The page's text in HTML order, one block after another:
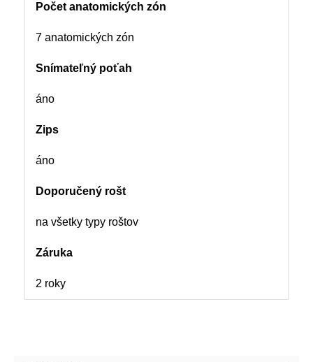
Počet anatomických zón
7 anatomických zón
Snímateľný poťah
áno
Zips
áno
Doporučený rošt
na všetky typy roštov
Záruka
2 roky